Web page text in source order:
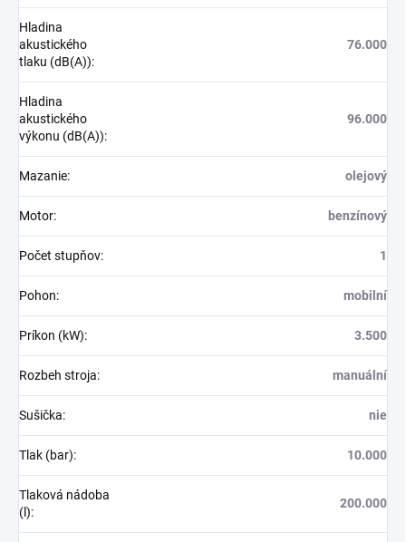
Hladina
akustického
tlaku (dB(A)):
76.000
Hladina
akustického
výkonu (dB(A)):
96.000
Mazanie: olejový
Motor: benzínový
Počet stupňov: 1
Pohon: mobilní
Príkon (kW): 3.500
Rozbeh stroja: manuální
Sušička: nie
Tlak (bar): 10.000
Tlaková nádoba
(l):
200.000